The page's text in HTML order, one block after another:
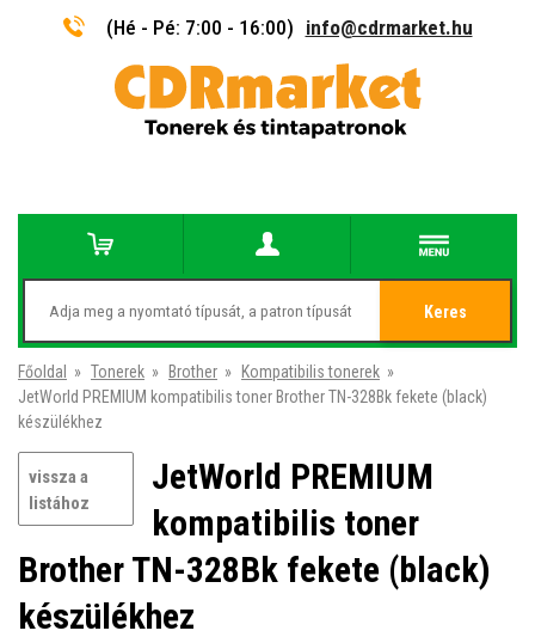
(Hé - Pé: 7:00 - 16:00) info@cdrmarket.hu
Keres
Főoldal » Tonerek » Brother » Kompatibilis tonerek »
JetWorld PREMIUM kompatibilis toner Brother TN-328Bk fekete (black)
készülékhez
vissza a
listához
JetWorld PREMIUM
kompatibilis toner
Brother TN-328Bk fekete (black)
készülékhez